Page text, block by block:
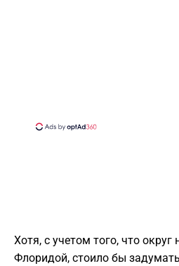
Хотя, с учетом того, что округ
Флоридой, стоило бы